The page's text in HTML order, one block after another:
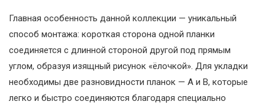
Главная особенность данной коллекции — уникальный
способ монтажа: короткая сторона одной планки
соединяется с длинной стороной другой под прямым
углом, образуя изящный рисунок «ёлочкой». Для укладки
необходимы две разновидности планок — А и В, которые
легко и быстро соединяются благодаря специально